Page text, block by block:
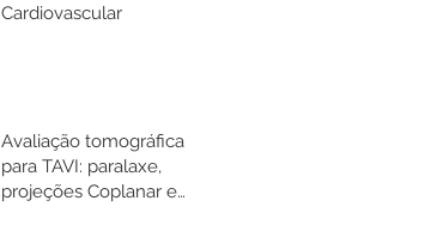
Cardiovascular
Avaliação tomográfica
para TAVI: paralaxe,
projeções Coplanar e